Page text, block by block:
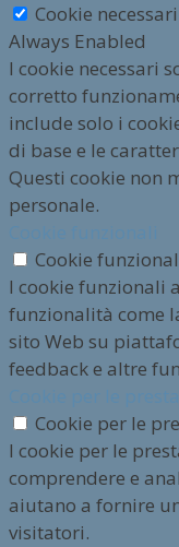
Cookie necessari
Always Enabled
I cookie necessari
corretto
include solo i
di base e le
Questi cookie non
personale.
Cookie
I cookie funzionali
funzionalità come
sito Web su
feedback e altre
Cookie per le
I cookie per le
comprendere e
aiutano a fornire
visitatori.